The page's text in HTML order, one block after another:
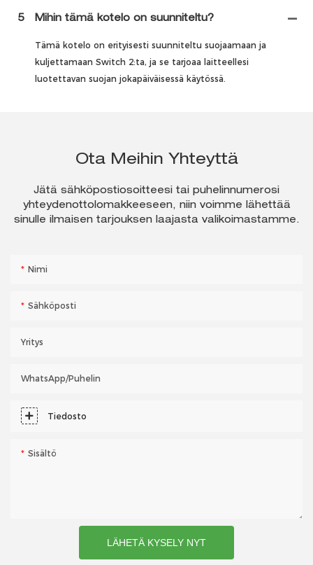
5 Mihin tämä kotelo on suunniteltu?
Tämä kotelo on erityisesti suunniteltu suojaamaan ja
kuljettamaan Switch 2:ta, ja se tarjoaa laitteellesi
luotettavan suojan jokapäiväisessä käytössä.
Ota Meihin Yhteyttä
Jätä sähköpostiosoitteesi tai puhelinnumerosi
yhteydenottolomakkeeseen, niin voimme lähettää
sinulle ilmaisen tarjouksen laajasta valikoimastamme.
Nimi
Sähköposti
Yritys
WhatsApp/puhelin
Tiedosto
Sisältö
LÄHETÄ KYSELY NYT